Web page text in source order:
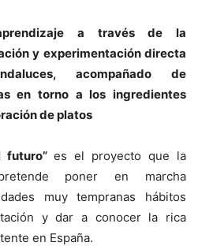
a través de la
y experimentación directa
acompañado de
en torno a los ingredientes
de platos
futuro” es el proyecto que la
poner en marcha
muy tempranas hábitos
y dar a conocer la rica
en España.